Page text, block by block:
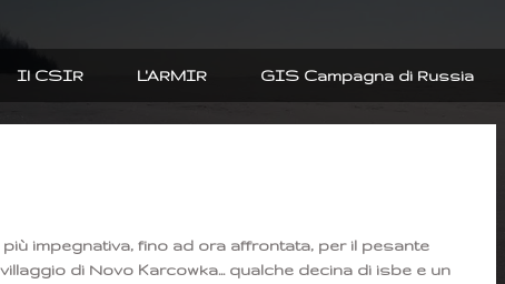
Il CSIR L'ARMIR GIS Campagna di Russia
impegnativa, fino ad ora affrontata, per il pesante
di Novo Karcowka... qualche decina di isbe e un